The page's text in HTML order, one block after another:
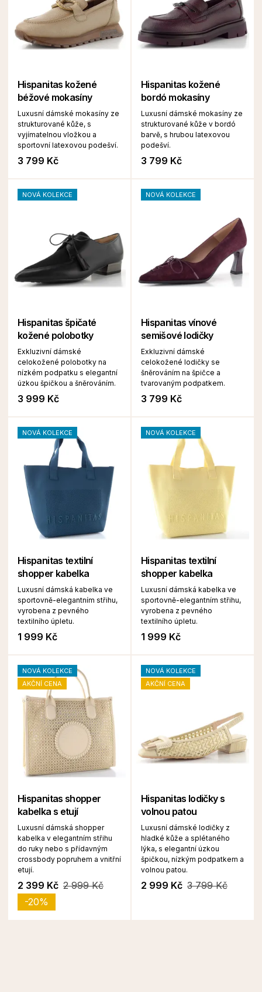
Hispanitas kožené
béžové mokasíny
Luxusní dámské mokasíny ze
strukturované kůže, s
vyjímatelnou vložkou a
sportovní latexovou podešví.
3 799 Kč
Hispanitas kožené
bordó mokasíny
Luxusní dámské mokasíny ze
strukturované kůže v bordó
barvě, s hrubou latexovou
podešví.
3 799 Kč
NOVÁ KOLEKCE
Hispanitas špičaté
kožené polobotky
Exkluzivní dámské
celokožené polobotky na
nízkém podpatku s elegantní
úzkou špičkou a šněrováním.
3 999 Kč
NOVÁ KOLEKCE
Hispanitas vínové
semišové lodičky
Exkluzivní dámské
celokožené lodičky se
šněrováním na špičce a
tvarovaným podpatkem.
3 799 Kč
NOVÁ KOLEKCE
Hispanitas textilní
shopper kabelka
Luxusní dámská kabelka ve
sportovně-elegantním střihu,
vyrobena z pevného
textilního úpletu.
1 999 Kč
NOVÁ KOLEKCE
Hispanitas textilní
shopper kabelka
Luxusní dámská kabelka ve
sportovně-elegantním střihu,
vyrobena z pevného
textilního úpletu.
1 999 Kč
NOVÁ KOLEKCE
AKČNÍ CENA
Hispanitas shopper
kabelka s etují
Luxusní dámská shopper
kabelka v elegantním střihu
do ruky nebo s přídavným
crossbody popruhem a vnitřní
etují.
2 399 Kč 2 999 Kč
-20%
NOVÁ KOLEKCE
AKČNÍ CENA
Hispanitas lodičky s
volnou patou
Luxusní dámské lodičky z
hladké kůže a splétaného
lýka, s elegantní úzkou
špičkou, nízkým podpatkem a
volnou patou.
2 999 Kč 3 799 Kč